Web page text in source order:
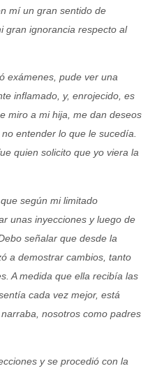
mí un gran sentido de
gran ignorancia respecto al
exámenes, pude ver una
inflamado, y, enrojecido, es
miro a mi hija, me dan deseos
entender lo que le sucedía.
quien solicito que yo viera la
según mi limitado
unas inyecciones y luego de
señalar que desde la
a demostrar cambios, tanto
A medida que ella recibía las
cada vez mejor, está
nosotros como padres
y se procedió con la